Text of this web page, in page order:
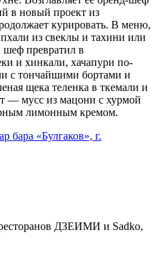
в новый проект из
курировать. В меню,
из свеклы и тахини или
шеф превратил в
и хинкали, хачапури по-
с тончайшими бортами и
щека теленка в ткемали и
— мусс из мацони с хурмой
лимонным кремом.
ДЗЕИМИ и Sadko,